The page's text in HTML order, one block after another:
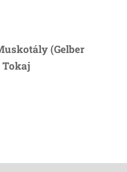
(Gelber
Tokaj